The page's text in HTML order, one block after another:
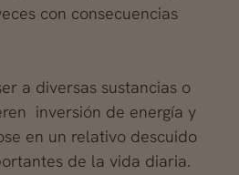
con consecuencias
a diversas sustancias o
inversión de energía y
en un relativo descuido
de la vida diaria.